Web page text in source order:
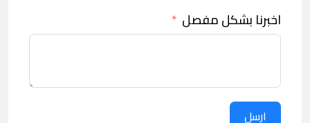
اخبرنا بشكل مفصل
ارسل